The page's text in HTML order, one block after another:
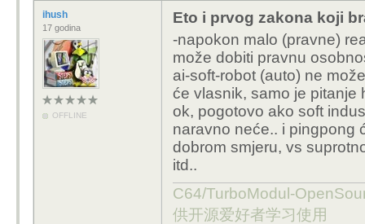
ihush
17 godina
OFFLINE
Eto i prvog zakona koji
-napokon malo (pravne)
može dobiti pravnu
ai-soft-robot (auto) ne
će vlasnik, samo je pitanje
ok, pogotovo ako soft
naravno neće.. i pingpong
dobrom smjeru, vs
itd..
C64/TurboModul-
供开源爱好者学习使用